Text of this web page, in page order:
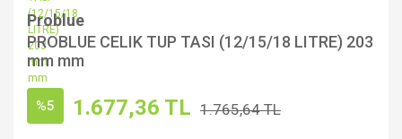
Problue
PROBLUE CELIK TUP TASI (12/15/18 LITRE) 203
mm mm
%5 1.677,36 TL 1.765,64 TL